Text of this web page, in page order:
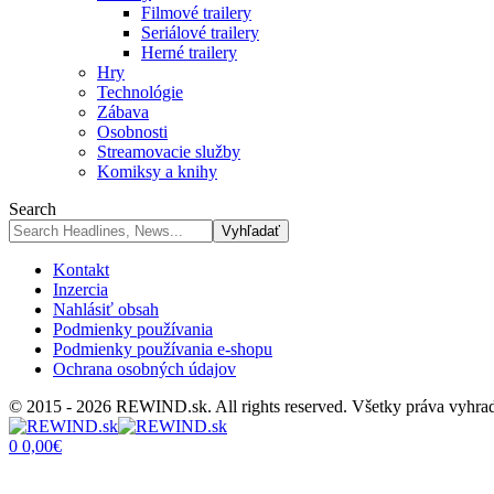
Filmové trailery
Seriálové trailery
Herné trailery
Hry
Technológie
Zábava
Osobnosti
Streamovacie služby
Komiksy a knihy
Search
Kontakt
Inzercia
Nahlásiť obsah
Podmienky používania
Podmienky používania e-shopu
Ochrana osobných údajov
© 2015 - 2026 REWIND.sk. All rights reserved. Všetky práva
0 0,00€